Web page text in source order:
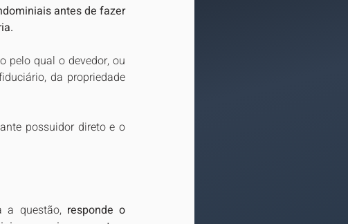
antes de fazer
pelo qual o devedor, ou
da propriedade
possuidor direto e o
a questão, responde o